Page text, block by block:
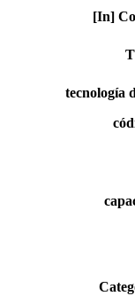
[In]
tecnología